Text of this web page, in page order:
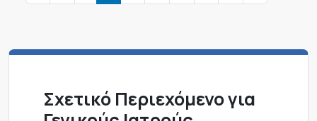
Σχετικό Περιεχόμενο για